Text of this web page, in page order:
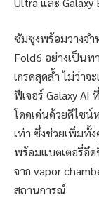
ซัมซุงพร้อมวางจำ
Fold6 อย่างเป็น
เกรดสุดล้ำ ไม่ว่า
ฟีเจอร์ Galaxy
โดดเด่นด้วยดีไซ
เท่า ซึ่งช่วยเพิ่มทั้
พร้อมแบตเตอรี่อึด
จาก vapor
สถานการณ์